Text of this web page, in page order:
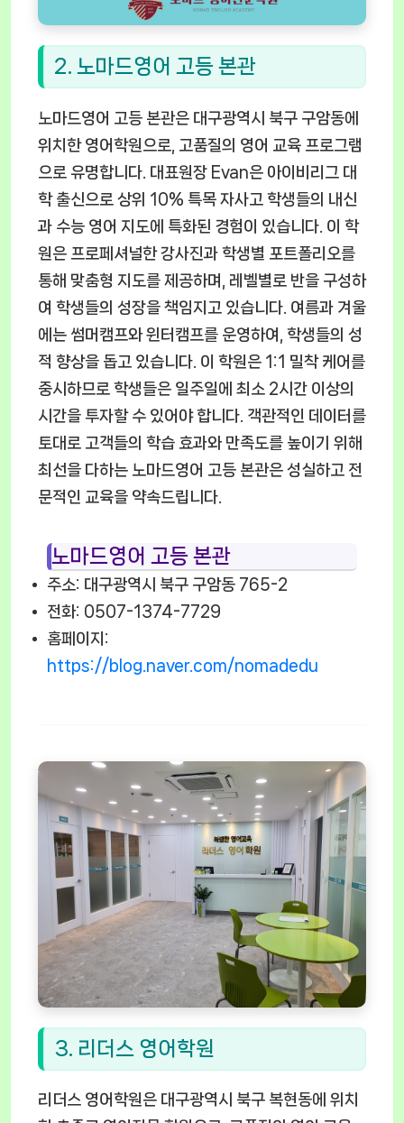
2. 노마드영어 고등 본관
노마드영어 고등 본관은 대구광역시 북구 구암동에
위치한 영어학원으로, 고품질의 영어 교육 프로그램
으로 유명합니다. 대표원장 Evan은 아이비리그 대
학 출신으로 상위 10% 특목 자사고 학생들의 내신
과 수능 영어 지도에 특화된 경험이 있습니다. 이 학
원은 프로페셔널한 강사진과 학생별 포트폴리오를
통해 맞춤형 지도를 제공하며, 레벨별로 반을 구성하
여 학생들의 성장을 책임지고 있습니다. 여름과 겨울
에는 썸머캠프와 윈터캠프를 운영하여, 학생들의 성
적 향상을 돕고 있습니다. 이 학원은 1:1 밀착 케어를
중시하므로 학생들은 일주일에 최소 2시간 이상의
시간을 투자할 수 있어야 합니다. 객관적인 데이터를
토대로 고객들의 학습 효과와 만족도를 높이기 위해
최선을 다하는 노마드영어 고등 본관은 성실하고 전
문적인 교육을 약속드립니다.
노마드영어 고등 본관
주소: 대구광역시 북구 구암동 765-2
전화: 0507-1374-7729
홈페이지:
https://blog.naver.com/nomadedu
3. 리더스 영어학원
리더스 영어학원은 대구광역시 북구 복현동에 위치